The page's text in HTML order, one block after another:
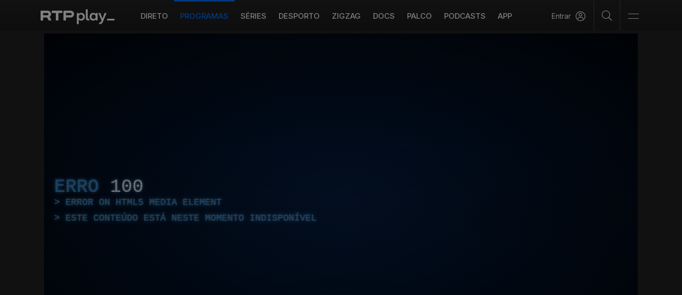
DIRETO PROGRAMAS SÉRIES DESPORTO ZIGZAG DOCS PALCO PODCASTS APP Entrar
ERRO 100
ERROR ON HTML5 MEDIA ELEMENT
ESTE CONTEÚDO ESTÁ NESTE MOMENTO INDISPONÍVEL